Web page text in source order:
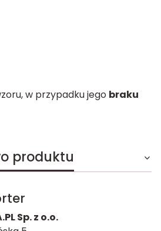
w przypadku jego braku
produktu
Sp. z o.o.